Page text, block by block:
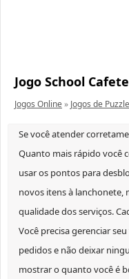
Jogo School
Jogos Online» Jogos de Puzzle
Se você atender
Quanto mais rápido você
usar os pontos para
novos itens à lanchonete,
qualidade dos serviços.
Você precisa gerenciar
pedidos e não deixar
mostrar o quanto você é